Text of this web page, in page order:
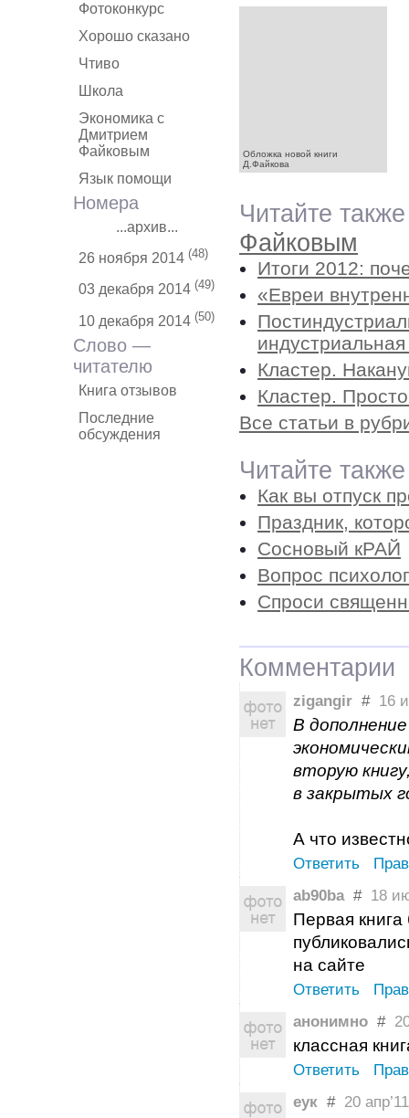
Фотоконкурс
Хорошо сказано
Чтиво
Школа
Экономика с
Дмитрием
Файковым
Язык помощи
Номера
...архив...
26 ноября 2014 (48)
03 декабря 2014 (49)
10 декабря 2014 (50)
Слово —
читателю
Книга отзывов
Последние
обсуждения
Обложка новой книги
Д.Файкова
Читайте
Файковым
Итоги 2012:
«Евреи
Кластер.
Кластер.
Все статьи в
Читайте
Как вы отпуск
Праздник,
Сосновый кРАЙ
Вопрос
Спроси
Комментарии
zigangir #16
В
вторую
в закрытых
А что
Ответить
ab90ba #18
Первая
на сайте
Ответить
анонимно #20
классная
Ответить
еук #20